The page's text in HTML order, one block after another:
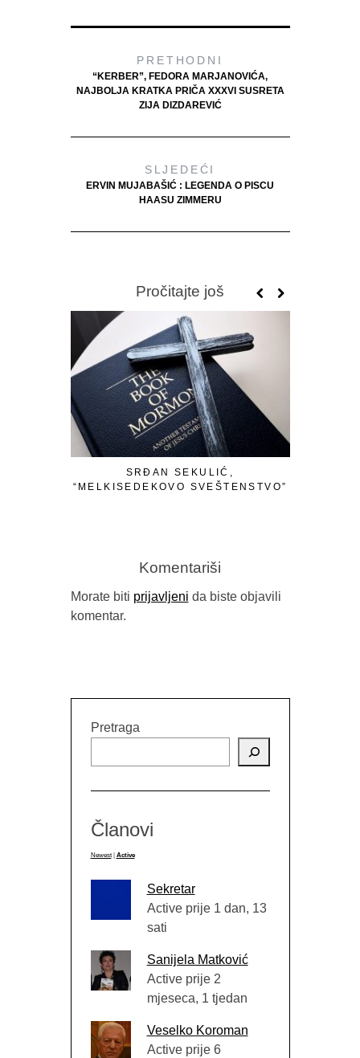
PRETHODNI
“KERBER”, FEDORA MARJANOVIĆA,
NAJBOLJA KRATKA PRIČA XXXVI SUSRETA
ZIJA DIZDAREVIĆ
SLJEDEĆI
ERVIN MUJABAŠIĆ : LEGENDA O PISCU
HAASU ZIMMERU
Pročitajte još
SRĐAN SEKULIĆ,
“MELKISEDEKOVO SVEŠTENSTVO”
Komentariši
Morate biti prijavljeni da biste objavili
komentar.
Pretraga
Članovi
Newest Active
Sekretar
Active prije 1 dan, 13
sati
Sanijela Matković
Active prije 2
mjeseca, 1 tjedan
Veselko Koroman
Active prije 6